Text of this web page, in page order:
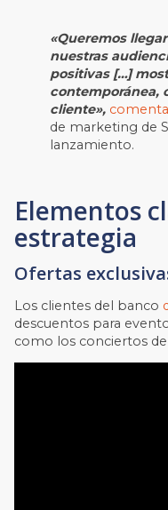
«Queremos
nuestras
positivas […]
contemporánea,
cliente»,
de marketing de
lanzamiento.
Elementos
estrategia
Ofertas
Los clientes del banco
descuentos para
como los conciertos de